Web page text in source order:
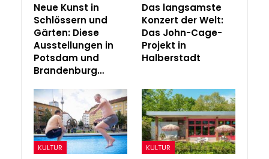
Neue Kunst in
Schlössern und
Gärten: Diese
Ausstellungen in
Potsdam und
Brandenburg…
Das langsamste
Konzert der Welt:
Das John-Cage-
Projekt in
Halberstadt
KULTUR KULTUR